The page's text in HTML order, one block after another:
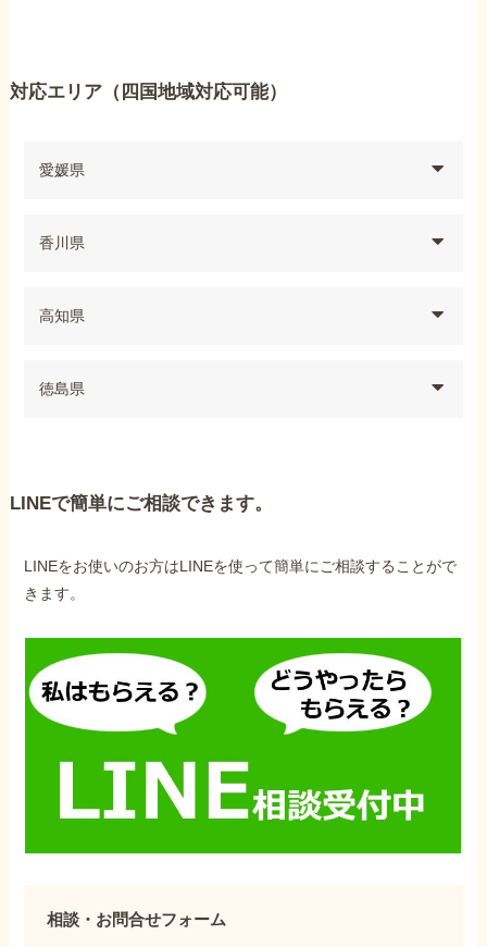
対応エリア（四国地域対応可能）
愛媛県
香川県
高知県
徳島県
LINEで簡単にご相談できます。
LINEをお使いのお方はLINEを使って簡単にご相談することがで
きます。
相談・お問合せフォーム